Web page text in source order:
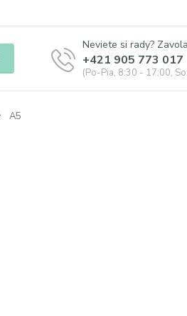
Neviete si rady?
+421 905 773 017
(Po-Pia, 8:30 - 17:00,
A5